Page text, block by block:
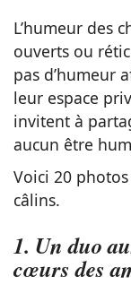
L’humeur des
ouverts ou
pas d’humeur
leur espace
invitent à
aucun être
Voici 20
câlins.
1. Un duo
cœurs des